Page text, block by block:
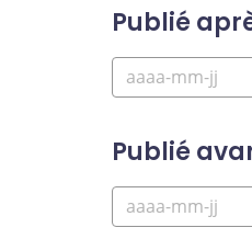
Publié
Publié